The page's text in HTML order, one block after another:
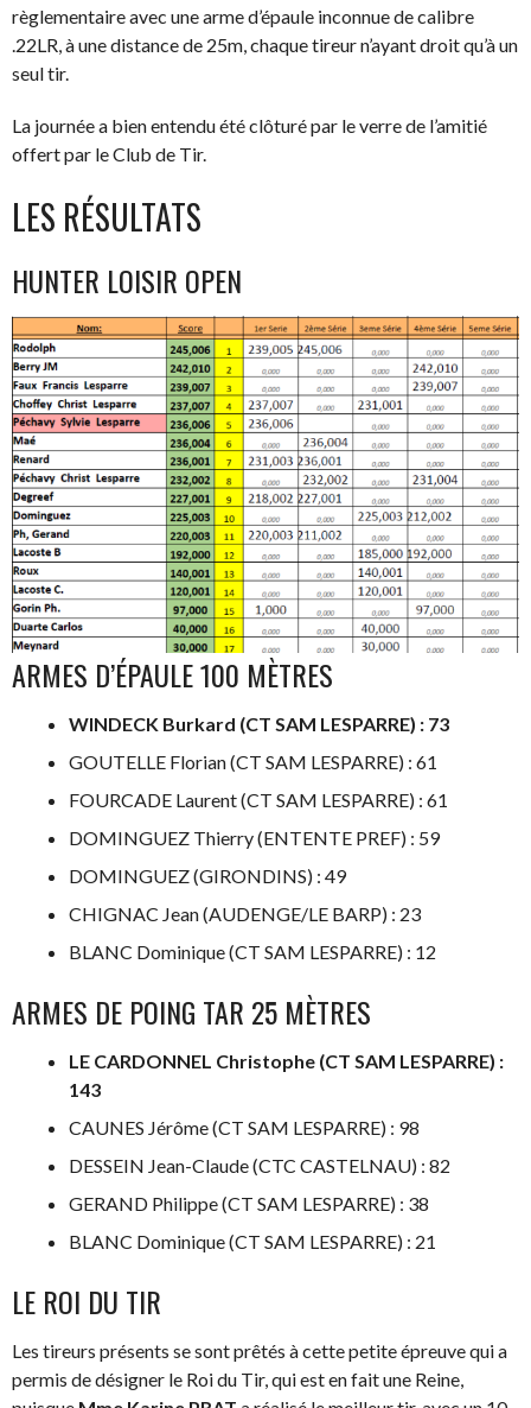
règlementaire avec une arme d’épaule inconnue de calibre
.22LR, à une distance de 25m, chaque tireur n’ayant droit qu’à un
seul tir.
La journée a bien entendu été clôturé par le verre de l’amitié
offert par le Club de Tir.
LES RÉSULTATS
HUNTER LOISIR OPEN
ARMES D’ÉPAULE 100 MÈTRES
WINDECK Burkard (CT SAM LESPARRE) : 73
GOUTELLE Florian (CT SAM LESPARRE) : 61
FOURCADE Laurent (CT SAM LESPARRE) : 61
DOMINGUEZ Thierry (ENTENTE PREF) : 59
DOMINGUEZ (GIRONDINS) : 49
CHIGNAC Jean (AUDENGE/LE BARP) : 23
BLANC Dominique (CT SAM LESPARRE) : 12
ARMES DE POING TAR 25 MÈTRES
LE CARDONNEL Christophe (CT SAM LESPARRE) :
143
CAUNES Jérôme (CT SAM LESPARRE) : 98
DESSEIN Jean-Claude (CTC CASTELNAU) : 82
GERAND Philippe (CT SAM LESPARRE) : 38
BLANC Dominique (CT SAM LESPARRE) : 21
LE ROI DU TIR
Les tireurs présents se sont prêtés à cette petite épreuve qui a
permis de désigner le Roi du Tir, qui est en fait une Reine,